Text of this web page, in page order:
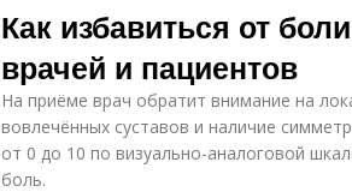
Как избавиться от
врачей и пациентов
На приёме врач обратит внимание на
вовлечённых суставов и наличие
от 0 до 10 по визуально-аналоговой
боль.